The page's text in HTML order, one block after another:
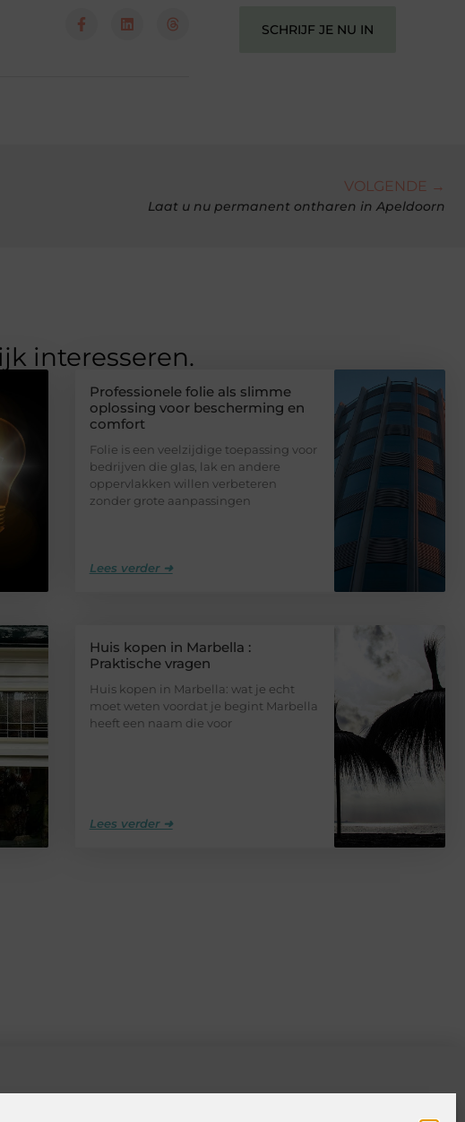
SCHRIJF JE NU IN
VOLGENDE →
Laat u nu permanent ontharen in Apeldoorn
interesseren.
Professionele folie als slimme
oplossing voor bescherming en
comfort
Folie is een veelzijdige toepassing voor
bedrijven die glas, lak en andere
oppervlakken willen verbeteren
zonder grote aanpassingen
Lees verder ➜
Huis kopen in Marbella :
Praktische vragen
Huis kopen in Marbella: wat je echt
moet weten voordat je begint Marbella
heeft een naam die voor
Lees verder ➜